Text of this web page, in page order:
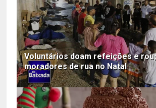
Voluntários doam refeições e
moradores de rua no Natal